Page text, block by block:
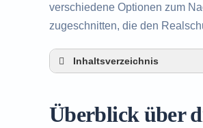
verschiedene Optionen zum
zugeschnitten, die den
Inhaltsverzeichnis
Beratung in Engen
Überblick über